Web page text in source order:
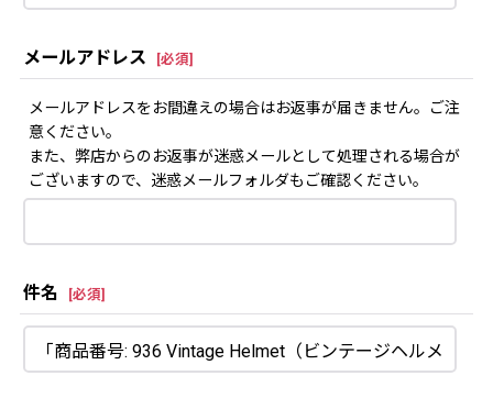
メールアドレス [必須]
メールアドレスをお間違えの場合はお返事が届きません。ご注
意ください。
また、弊店からのお返事が迷惑メールとして処理される場合が
ございますので、迷惑メールフォルダもご確認ください。
件名 [必須]